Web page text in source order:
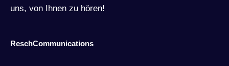
uns, von Ihnen zu hören!
ReschCommunications